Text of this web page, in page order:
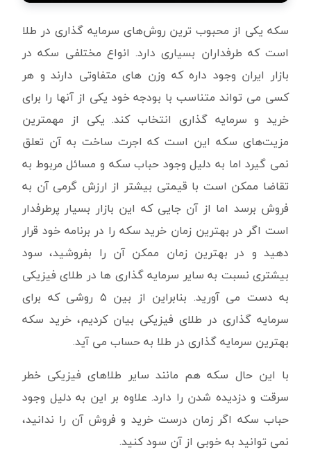
سکه یکی از محبوب ترین روش‌های سرمایه گذاری در طلا
است که طرفداران بسیاری دارد. انواع مختلفی سکه در
بازار ایران وجود داره که وزن های متفاوتی دارند و هر
کسی می تواند متناسب با بودجه خود یکی از آنها را برای
خرید و سرمایه گذاری انتخاب کند. یکی از مهمترین
مزیت‌های سکه این است که اجرت ساخت به آن تعلق
نمی گیرد اما به دلیل وجود حباب سکه و مسائل مربوط به
تقاضا ممکن است با قیمتی بیشتر از ارزش گرمی آن به
فروش برسد اما از آن جایی که این بازار بسیار پرطرفدار
است اگر در بهترین زمان خرید سکه را در برنامه خود قرار
دهید و در بهترین زمان ممکن آن را بفروشید، سود
بیشتری نسبت به سایر سرمایه گذاری ها در طلای فیزیکی
به دست می آورید. بنابراین از بین ۵ روشی که برای
سرمایه گذاری در طلای فیزیکی بیان کردیم، خرید سکه
بهترین سرمایه گذاری در طلا به حساب می آید.
با این حال سکه هم مانند سایر طلاهای فیزیکی خطر
سرقت و دزدیده شدن را دارد. علاوه بر این به دلیل وجود
حباب سکه اگر زمان درست خرید و فروش آن را ندانید،
نمی توانید به خوبی از آن سود کنید.